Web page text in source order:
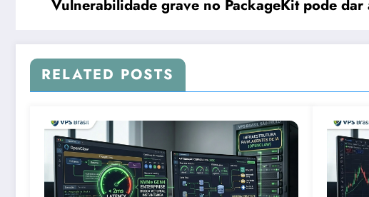
Vulnerabilidade grave no PackageKit pode
RELATED POSTS